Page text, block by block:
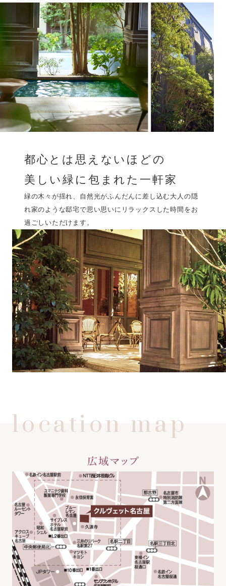
平日 10:00 ～ 19:00 土日祝9:00 ～ 20:00
都心とは思えないほどの
美しい緑に包まれた一軒家
緑の木々が揺れ、自然光がふんだんに差し込む 大人の隠
れ家のような邸宅で思い思いにリラックスした時間をお
過ごしいただけます。
location map